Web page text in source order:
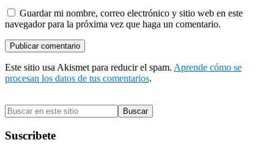
Guardar mi nombre, correo electrónico y sitio web en este
navegador para la próxima vez que haga un comentario.
Este sitio usa Akismet para reducir el spam. Aprende cómo se
procesan los datos de tus comentarios.
Barra
lateral
primaria
Buscar
en
este
sitio
Suscribete